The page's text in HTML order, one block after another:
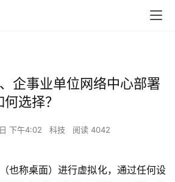
企事业单位网络中心部署
选择？
下午4:02 科技 阅读 4042
也称桌面）进行虚拟化，通过任何设